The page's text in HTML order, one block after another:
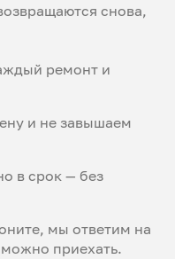
снова,
ремонт и
и не завышаем
в срок — без
мы ответим на
приехать.